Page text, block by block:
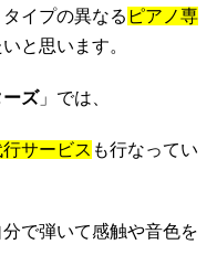
タイプの異なる ピアノ専
と思います。
ズ」では、
サービス も行なってい
で弾いて感触や音色を